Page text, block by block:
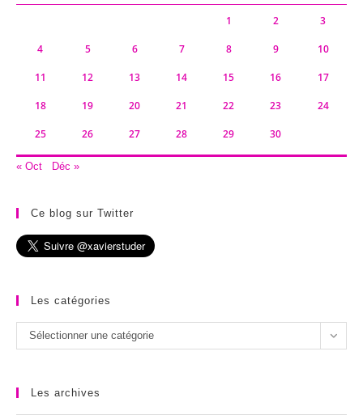
1 2 3
4 5 6 7 8 9 10
11 12 13 14 15 16 17
18 19 20 21 22 23 24
25 26 27 28 29 30
« Oct Déc »
Ce blog sur Twitter
Les catégories
Les
catégories
Sélectionner une catégorie
Les archives